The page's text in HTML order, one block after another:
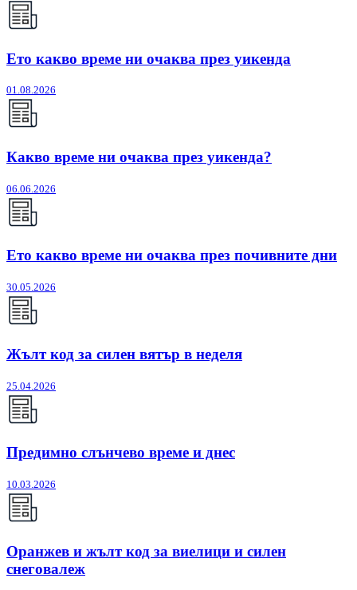
Ето какво време ни очаква през уикенда
01.08.2026
Какво време ни очаква през уикенда?
06.06.2026
Ето какво време ни очаква през почивните дни
30.05.2026
Жълт код за силен вятър в неделя
25.04.2026
Предимно слънчево време и днес
10.03.2026
Оранжев и жълт код за виелици и силен
снеговалеж